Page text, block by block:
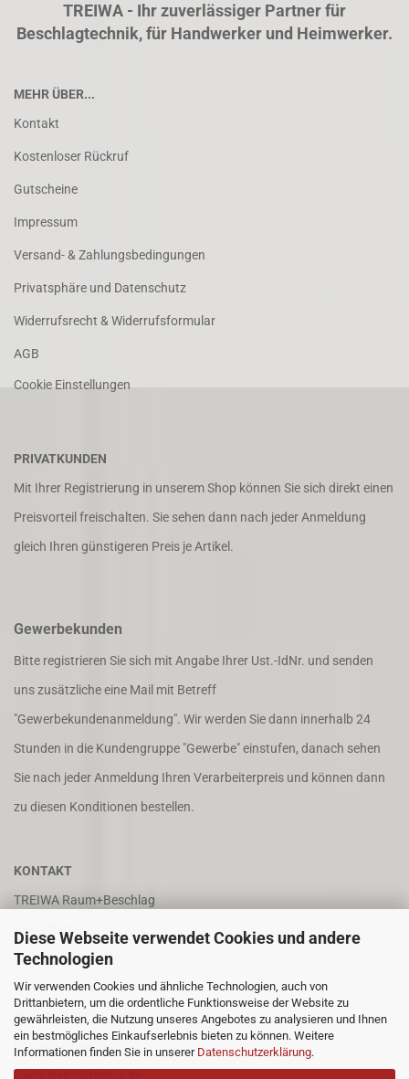
Diese Webseite verwendet Cookies und andere
Technologien
Wir verwenden Cookies und ähnliche Technologien, auch von
Drittanbietern, um die ordentliche Funktionsweise der Website zu
gewährleisten, die Nutzung unseres Angebotes zu analysieren und Ihnen
ein bestmögliches Einkaufserlebnis bieten zu können. Weitere
Informationen finden Sie in unserer Datenschutzerklärung.
TREIWA - Ihr zuverlässiger Partner für
Beschlagtechnik, für Handwerker und Heimwerker.
MEHR ÜBER...
Kontakt
Kostenloser Rückruf
Gutscheine
Impressum
Versand- & Zahlungsbedingungen
Privatsphäre und Datenschutz
Widerrufsrecht & Widerrufsformular
AGB
Cookie Einstellungen
PRIVATKUNDEN
Mit Ihrer Registrierung in unserem Shop können Sie sich direkt einen
Preisvorteil freischalten. Sie sehen dann nach jeder Anmeldung
gleich Ihren günstigeren Preis je Artikel.
Gewerbekunden
Bitte registrieren Sie sich mit Angabe Ihrer Ust.-IdNr. und senden
uns zusätzliche eine Mail mit Betreff
"Gewerbekundenanmeldung". Wir werden Sie dann innerhalb 24
Stunden in die Kundengruppe "Gewerbe" einstufen, danach sehen
Sie nach jeder Anmeldung Ihren Verarbeiterpreis und können dann
zu diesen Konditionen bestellen.
KONTAKT
TREIWA Raum+Beschlag
Alwin Treitz
In der Puhl 8
66687 Wadern
Tel. +49 (0)6871 4202
Fax +49 (0)6871 8932
alwin.treitz@treiwa.de